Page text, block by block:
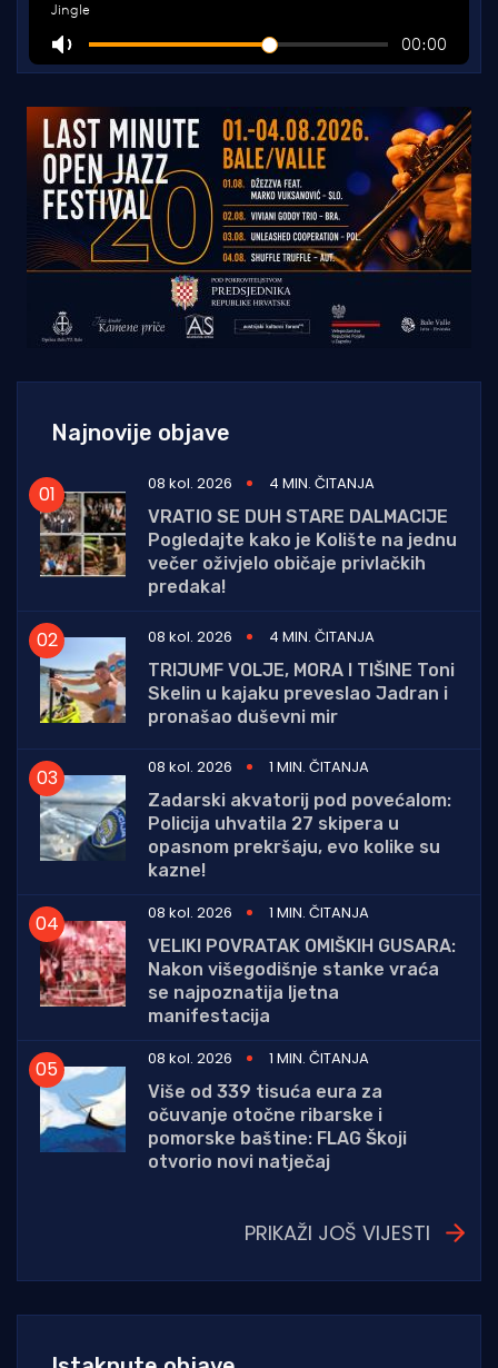
Najnovije objave
08 kol. 2026
4 MIN. ČITANJA
VRATIO SE DUH STARE DALMACIJE
Pogledajte kako je Kolište na jednu
večer oživjelo običaje privlačkih
predaka!
08 kol. 2026
4 MIN. ČITANJA
TRIJUMF VOLJE, MORA I TIŠINE Toni
Skelin u kajaku preveslao Jadran i
pronašao duševni mir
08 kol. 2026
1 MIN. ČITANJA
Zadarski akvatorij pod povećalom:
Policija uhvatila 27 skipera u
opasnom prekršaju, evo kolike su
kazne!
08 kol. 2026
1 MIN. ČITANJA
VELIKI POVRATAK OMIŠKIH GUSARA:
Nakon višegodišnje stanke vraća
se najpoznatija ljetna
manifestacija
08 kol. 2026
1 MIN. ČITANJA
Više od 339 tisuća eura za
očuvanje otočne ribarske i
pomorske baštine: FLAG Škoji
otvorio novi natječaj
PRIKAŽI JOŠ VIJESTI